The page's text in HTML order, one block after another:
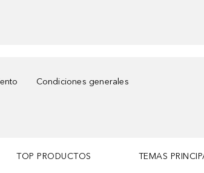
Condiciones generales
TOP PRODUCTOS TEMAS